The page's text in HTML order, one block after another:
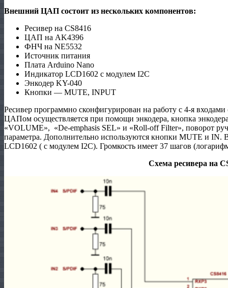
Внешний ЦАП состоит из нескольких компонентов:
Ресивер на CS8416
ЦАП на AK4396
ФНЧ на NE5532
Источник питания
Плата Arduino Nano
Индикатор LCD1602 с модулем I2C
Энкодер KY-040
Кнопки — MUTE, INPUT
Ресивер программно сконфигурирован на работу с 4-я
ЦАПом осуществляется при помощи энкодера, кнопка
«VOLUME», «De-emphasis SEL» и «Roll-off Filter», поворот
параметра. Дополнительно используются кнопки MUTE и IN.
LCD1602 ( с модулем I2C). Громкость имеет 37 шагов
Схема ресивера на